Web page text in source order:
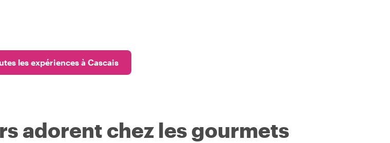
les expériences à Cascais
adorent chez les gourmets